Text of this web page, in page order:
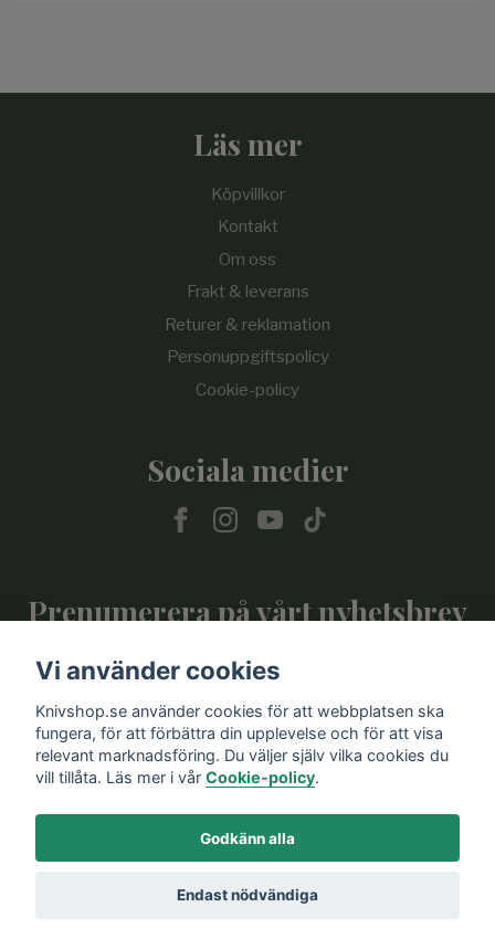
Läs mer
Köpvillkor
Kontakt
Om oss
Frakt & leverans
Returer & reklamation
Personuppgiftspolicy
Cookie-policy
Sociala medier
Prenumerera på vårt nyhetsbrev
© 2026 Knivshop
Vi använder cookies
Knivshop.se använder cookies för att webbplatsen ska
fungera, för att förbättra din upplevelse och för att visa
relevant marknadsföring. Du väljer själv vilka cookies du
vill tillåta. Läs mer i vår Cookie-policy.
Godkänn alla
Endast nödvändiga